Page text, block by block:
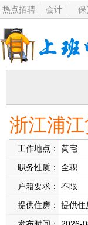
热点招聘 会计 保
浙江浦
工作地点： 黄宅
职务性质：
全职
户籍要求：
不限
提供住房：
提供住